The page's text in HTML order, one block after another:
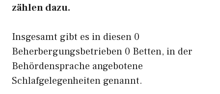
zählen dazu.
Insgesamt gibt es in diesen 0
Beherbergungsbetrieben 0 Betten, in der
Behördensprache angebotene
Schlafgelegenheiten genannt.